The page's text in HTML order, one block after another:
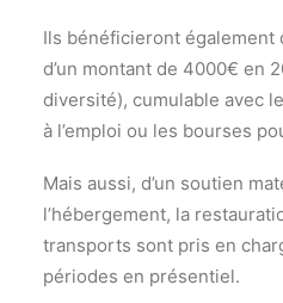
Ils bénéficieront également
d’un montant de 4000€ en
diversité), cumulable avec
à l’emploi ou les bourses
Mais aussi, d’un soutien
l’hébergement, la
transports sont pris en
périodes en présentiel.